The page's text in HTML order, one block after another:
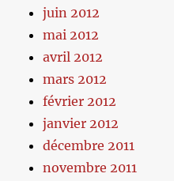
juin 2012
mai 2012
avril 2012
mars 2012
février 2012
janvier 2012
décembre 2011
novembre 2011